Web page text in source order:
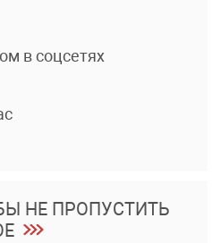
в соцсетях
НЕ ПРОПУСТИТЬ